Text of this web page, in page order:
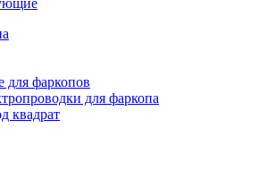
фаркопов
для фаркопа
квадрат